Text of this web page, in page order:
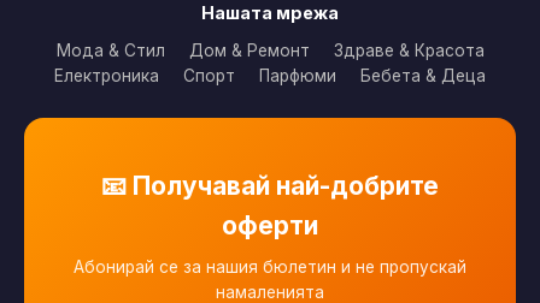
Нашата мрежа
Мода & Стил Дом & Ремонт
Здраве & Красота
Електроника
Спорт Парфюми Бебета & Деца
📧 Получавай най-добрите
оферти
Абонирай се за нашия бюлетин и не пропускай
намаленията